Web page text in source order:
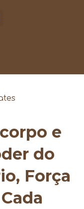
e
do
Força